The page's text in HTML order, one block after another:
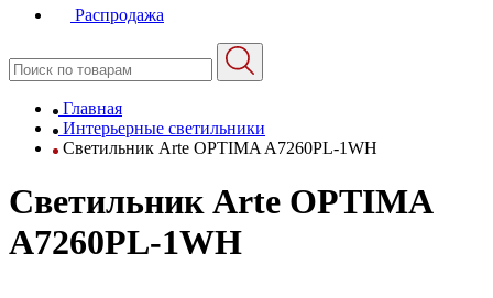
Распродажа
Главная
Интерьерные светильники
Светильник Arte OPTIMA A7260PL-1WH
Светильник Arte OPTIMA
A7260PL-1WH